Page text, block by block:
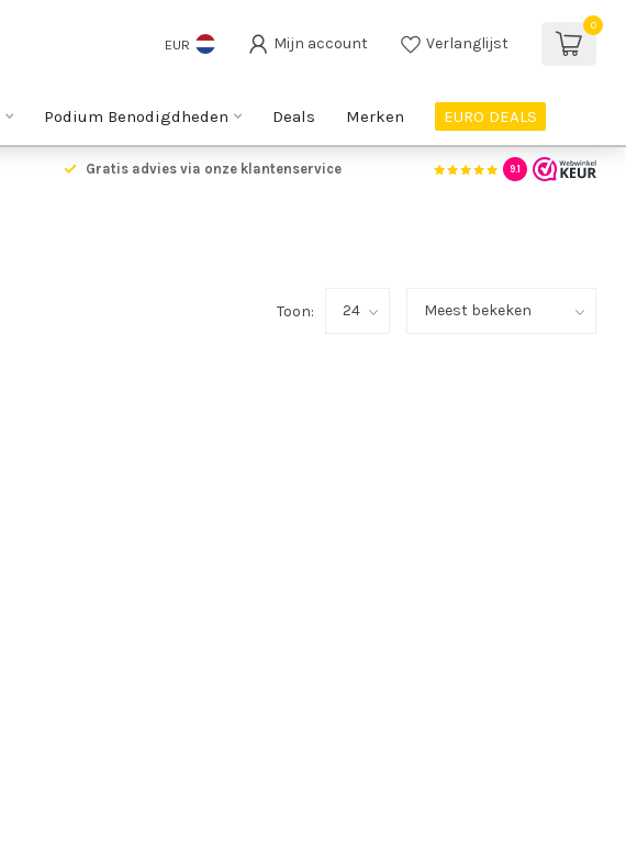
EUR Mijn account Verlanglijst
0
Podium Benodigdheden Deals Merken EURO DEALS
Gratis advies via onze klantenservice 9.1
Toon: